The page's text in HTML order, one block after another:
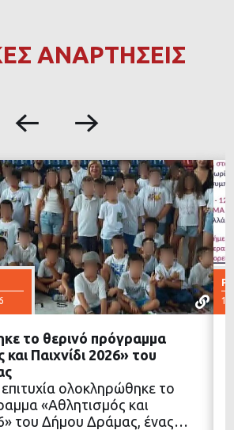
ΑΝΑΡΤΗΣΕΙΣ
ΠΕΡΙΣΣΟΤΕΡΑ
το θερινό πρόγραμμα
Παιχνίδι 2026» του
επιτυχία ολοκληρώθηκε το
«Αθλητισμός και
του Δήμου Δράμας, ένας…